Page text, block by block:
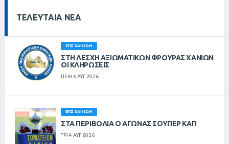
ΤΕΛΕΥΤΑΊΑ ΝΈΑ
ΕΠΣ ΧΑΝΊΩΝ
ΣΤΗ ΛΈΣΧΗ ΑΞΙΩΜΑΤΙΚΏΝ ΦΡΟΥΡΆΣ ΧΑΝΊΩΝ
ΟΙ ΚΛΗΡΏΣΕΙΣ
ΠΕΜ 6 ΑΥΓ 2026
ΕΠΣ ΧΑΝΊΩΝ
ΣΤΑ ΠΕΡΙΒΟΛΙΑ Ο ΑΓΩΝΑΣ ΣΟΥΠΕΡ ΚΑΠ
ΤΡΙ 4 ΑΥΓ 2026